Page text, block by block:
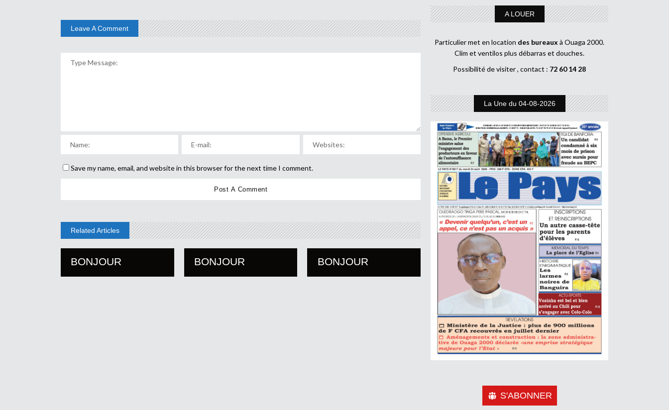
Leave A Comment
Save my name, email, and website in this browser for the next time I comment.
Related Articles
BONJOUR BONJOUR BONJOUR
A LOUER
Particulier met en location des bureaux à Ouaga 2000.
Clim et ventilos plus débarras et douches.
Possibilité de visiter , contact : 72 60 14 28
La Une du 04-08-2026
S'ABONNER